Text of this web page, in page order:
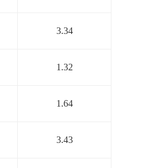
3.34
1.32
1.64
3.43